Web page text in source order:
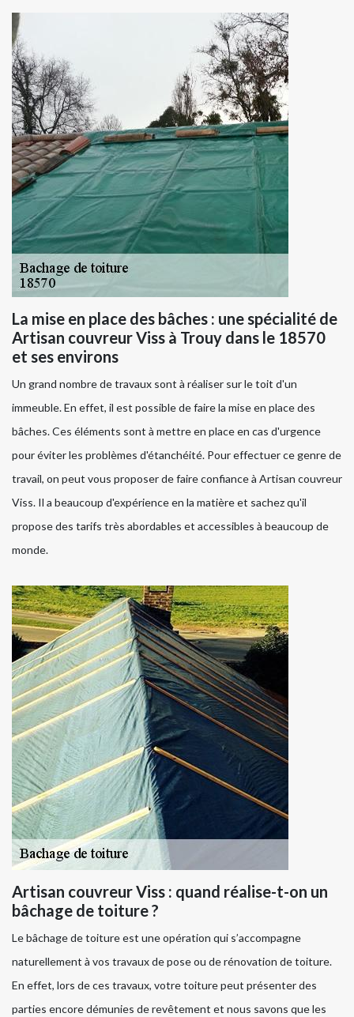
La mise en place des bâches : une spécialité de
Artisan couvreur Viss à Trouy dans le 18570
et ses environs
Un grand nombre de travaux sont à réaliser sur le toit d'un
immeuble. En effet, il est possible de faire la mise en place des
bâches. Ces éléments sont à mettre en place en cas d'urgence
pour éviter les problèmes d'étanchéité. Pour effectuer ce genre de
travail, on peut vous proposer de faire confiance à Artisan couvreur
Viss. Il a beaucoup d'expérience en la matière et sachez qu'il
propose des tarifs très abordables et accessibles à beaucoup de
monde.
Artisan couvreur Viss : quand réalise-t-on un
bâchage de toiture ?
Le bâchage de toiture est une opération qui s’accompagne
naturellement à vos travaux de pose ou de rénovation de toiture.
En effet, lors de ces travaux, votre toiture peut présenter des
parties encore démunies de revêtement et nous savons que les